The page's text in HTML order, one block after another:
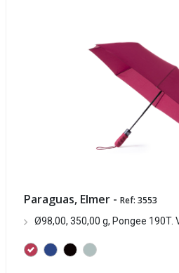
Paraguas, Elmer - Ref: 3553
Ø98,00, 350,00 g, Pongee 190T.